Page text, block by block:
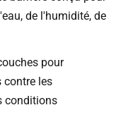
de l'humidité, de
pour
contre les
conditions